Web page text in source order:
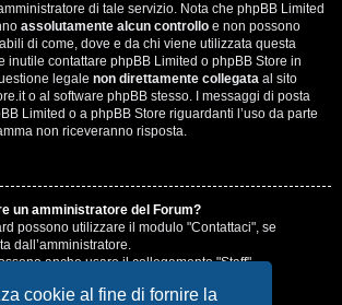
cookie al fine di fornire la
di tale servizio. Nota che phpBB Limited
assolutamente alcun controllo e non possono
di come, dove e da chi viene utilizzata questa
inutile contattare phpBB Limited o phpBB Store in
legale non direttamente collegata al sito
o al software phpBB stesso. I messaggi di posta
Limited o a phpBB Store riguardanti l’uso da parte
non riceveranno risposta.
un amministratore del Forum?
possono utilizzare il modulo "Contattaci", se
dall’amministratore.
anche usare il collegamento "Staff".